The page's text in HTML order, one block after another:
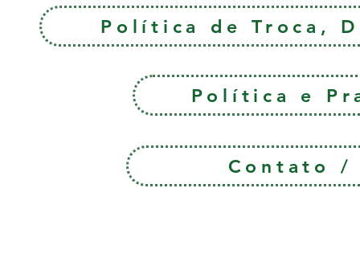
Política de Troca,
Política e
Contato /